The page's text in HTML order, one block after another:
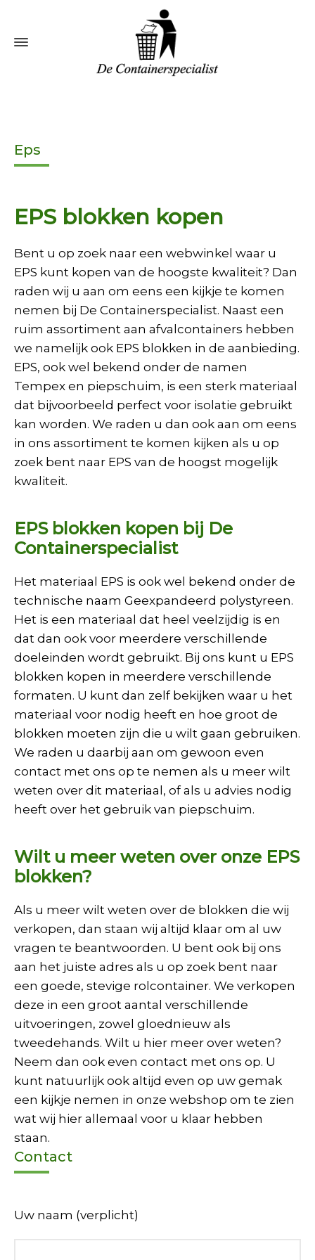
Eps
EPS blokken kopen
Bent u op zoek naar een webwinkel waar u
EPS kunt kopen van de hoogste kwaliteit? Dan
raden wij u aan om eens een kijkje te komen
nemen bij De Containerspecialist. Naast een
ruim assortiment aan afvalcontainers hebben
we namelijk ook EPS blokken in de aanbieding.
EPS, ook wel bekend onder de namen
Tempex en piepschuim, is een sterk materiaal
dat bijvoorbeeld perfect voor isolatie gebruikt
kan worden. We raden u dan ook aan om eens
in ons assortiment te komen kijken als u op
zoek bent naar EPS van de hoogst mogelijk
kwaliteit.
EPS blokken kopen bij De
Containerspecialist
Het materiaal EPS is ook wel bekend onder de
technische naam Geexpandeerd polystyreen.
Het is een materiaal dat heel veelzijdig is en
dat dan ook voor meerdere verschillende
doeleinden wordt gebruikt. Bij ons kunt u EPS
blokken kopen in meerdere verschillende
formaten. U kunt dan zelf bekijken waar u het
materiaal voor nodig heeft en hoe groot de
blokken moeten zijn die u wilt gaan gebruiken.
We raden u daarbij aan om gewoon even
contact met ons op te nemen als u meer wilt
weten over dit materiaal, of als u advies nodig
heeft over het gebruik van piepschuim.
Wilt u meer weten over onze EPS
blokken?
Als u meer wilt weten over de blokken die wij
verkopen, dan staan wij altijd klaar om al uw
vragen te beantwoorden. U bent ook bij ons
aan het juiste adres als u op zoek bent naar
een goede, stevige rolcontainer. We verkopen
deze in een groot aantal verschillende
uitvoeringen, zowel gloednieuw als
tweedehands. Wilt u hier meer over weten?
Neem dan ook even contact met ons op. U
kunt natuurlijk ook altijd even op uw gemak
een kijkje nemen in onze webshop om te zien
wat wij hier allemaal voor u klaar hebben
staan.
Contact
Uw naam (verplicht)